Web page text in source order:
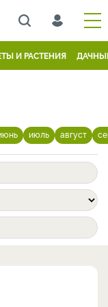
И РАСТЕНИЯ
июль август